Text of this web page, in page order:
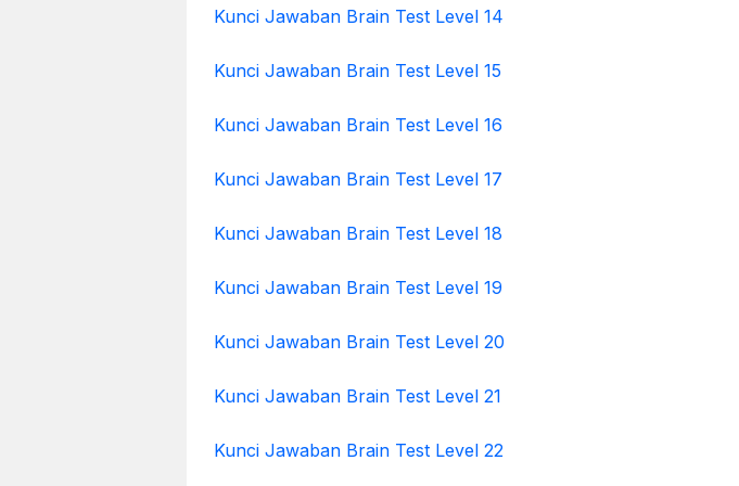
Kunci Jawaban Brain Test Level 14
Kunci Jawaban Brain Test Level 15
Kunci Jawaban Brain Test Level 16
Kunci Jawaban Brain Test Level 17
Kunci Jawaban Brain Test Level 18
Kunci Jawaban Brain Test Level 19
Kunci Jawaban Brain Test Level 20
Kunci Jawaban Brain Test Level 21
Kunci Jawaban Brain Test Level 22